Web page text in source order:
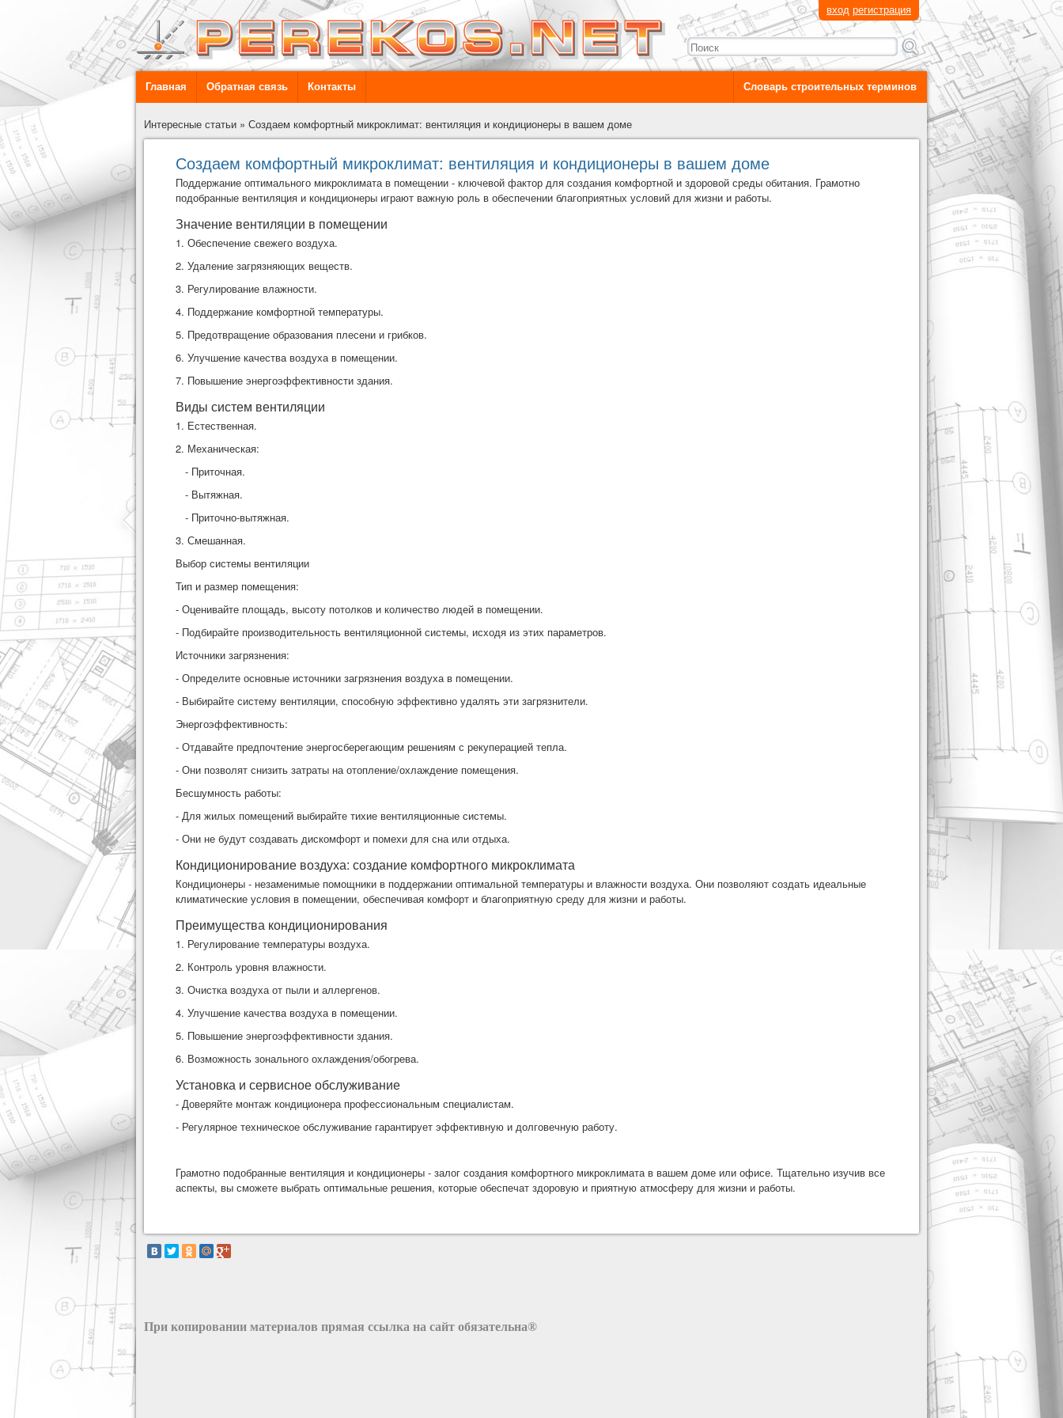
вход регистрация
Главная Обратная связь Контакты Словарь строительных терминов
Интересные статьи » Создаем комфортный микроклимат: вентиляция и кондиционеры в вашем доме
Создаем комфортный микроклимат: вентиляция и кондиционеры в вашем доме
Поддержание оптимального микроклимата в помещении - ключевой фактор для создания комфортной и здоровой среды обитания. Грамотно
подобранные вентиляция и кондиционеры играют важную роль в обеспечении благоприятных условий для жизни и работы.
Значение вентиляции в помещении
1. Обеспечение свежего воздуха.
2. Удаление загрязняющих веществ.
3. Регулирование влажности.
4. Поддержание комфортной температуры.
5. Предотвращение образования плесени и грибков.
6. Улучшение качества воздуха в помещении.
7. Повышение энергоэффективности здания.
Виды систем вентиляции
1. Естественная.
2. Механическая:
- Приточная.
- Вытяжная.
- Приточно-вытяжная.
3. Смешанная.
Выбор системы вентиляции
Тип и размер помещения:
- Оценивайте площадь, высоту потолков и количество людей в помещении.
- Подбирайте производительность вентиляционной системы, исходя из этих параметров.
Источники загрязнения:
- Определите основные источники загрязнения воздуха в помещении.
- Выбирайте систему вентиляции, способную эффективно удалять эти загрязнители.
Энергоэффективность:
- Отдавайте предпочтение энергосберегающим решениям с рекуперацией тепла.
- Они позволят снизить затраты на отопление/охлаждение помещения.
Бесшумность работы:
- Для жилых помещений выбирайте тихие вентиляционные системы.
- Они не будут создавать дискомфорт и помехи для сна или отдыха.
Кондиционирование воздуха: создание комфортного микроклимата
Кондиционеры - незаменимые помощники в поддержании оптимальной температуры и влажности воздуха. Они позволяют создать идеальные
климатические условия в помещении, обеспечивая комфорт и благоприятную среду для жизни и работы.
Преимущества кондиционирования
1. Регулирование температуры воздуха.
2. Контроль уровня влажности.
3. Очистка воздуха от пыли и аллергенов.
4. Улучшение качества воздуха в помещении.
5. Повышение энергоэффективности здания.
6. Возможность зонального охлаждения/обогрева.
Установка и сервисное обслуживание
- Доверяйте монтаж кондиционера профессиональным специалистам.
- Регулярное техническое обслуживание гарантирует эффективную и долговечную работу.
Грамотно подобранные вентиляция и кондиционеры - залог создания комфортного микроклимата в вашем доме или офисе. Тщательно изучив все
аспекты, вы сможете выбрать оптимальные решения, которые обеспечат здоровую и приятную атмосферу для жизни и работы.
При копировании материалов прямая ссылка на сайт обязательна®